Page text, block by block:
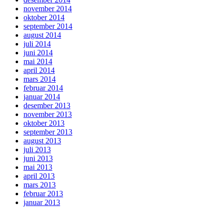
november 2014
oktober 2014
september 2014
august 2014
juli 2014
juni 2014
mai 2014
april 2014
mars 2014
februar 2014
januar 2014
desember 2013
november 2013
oktober 2013
september 2013
august 2013
juli 2013
juni 2013
mai 2013
april 2013
mars 2013
februar 2013
januar 2013